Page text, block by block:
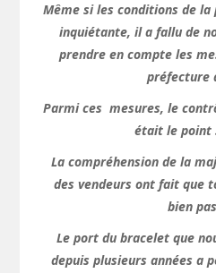
Même si les conditions de
inquiétante, il a fallu de
prendre en compte les
préfecture
Parmi ces mesures, le
était le point
La compréhension de la
des vendeurs ont fait que
bien
Le port du bracelet que
depuis plusieurs années a